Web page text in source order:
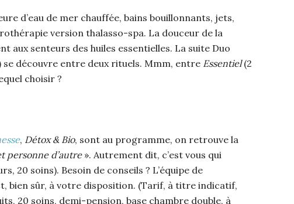
d’eau de mer chauffée, bains bouillonnants, jets,
version thalasso-spa. La douceur de la
aux senteurs des huiles essentielles. La suite Duo
découvre entre deux rituels. Mmm, entre Essentiel(2
choisir ?
, Détox & Bio, sont au programme, on retrouve la
personne d’autre». Autrement dit, c’est vous qui
20 soins). Besoin de conseils ? L’équipe de
bien sûr, à votre disposition. (Tarif, à titre indicatif,
20 soins, demi-pension, base chambre double, à